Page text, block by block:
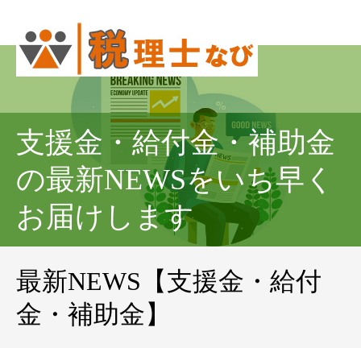
支援金・給付金・補助金
の最新NEWSをいち早く
お届けします
最新NEWS【支援金・給付
金・補助金】